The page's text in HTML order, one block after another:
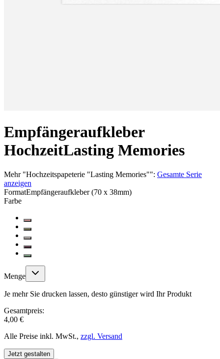
Empfängeraufkleber
HochzeitLasting Memories
Mehr"Hochzeitspapeterie "Lasting Memories"": Gesamte Serie
anzeigen
FormatEmpfängeraufkleber (70 x 38mm)
Farbe
Menge
Je mehr Sie drucken lassen, desto günstiger wird Ihr Produkt
Gesamtpreis:
4,00 €
Alle Preise inkl. MwSt., zzgl. Versand
Jetzt gestalten